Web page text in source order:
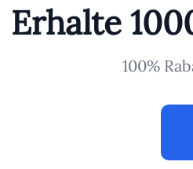
Erhalte
100%